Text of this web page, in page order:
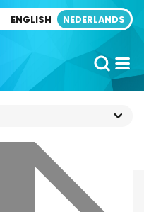
ENGLISH NEDERLANDS